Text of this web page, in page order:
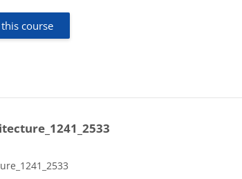
course